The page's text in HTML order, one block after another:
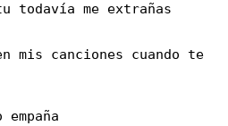
todavía me extrañas
mis canciones cuando te